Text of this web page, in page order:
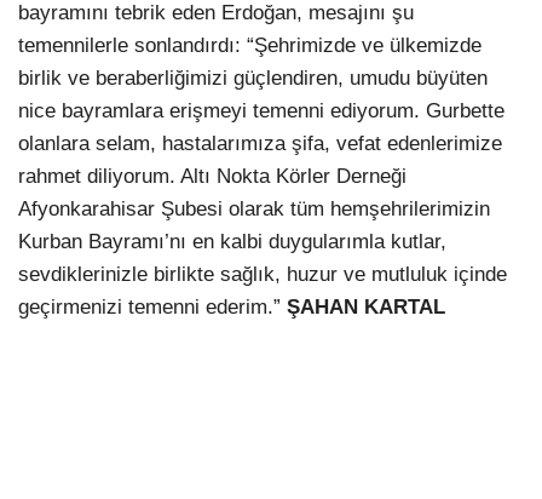
bayramını tebrik eden Erdoğan, mesajını şu
temennilerle sonlandırdı: “Şehrimizde ve ülkemizde
birlik ve beraberliğimizi güçlendiren, umudu büyüten
nice bayramlara erişmeyi temenni ediyorum. Gurbette
olanlara selam, hastalarımıza şifa, vefat edenlerimize
rahmet diliyorum. Altı Nokta Körler Derneği
Afyonkarahisar Şubesi olarak tüm hemşehrilerimizin
Kurban Bayramı’nı en kalbi duygularımla kutlar,
sevdiklerinizle birlikte sağlık, huzur ve mutluluk içinde
geçirmenizi temenni ederim.” ŞAHAN KARTAL